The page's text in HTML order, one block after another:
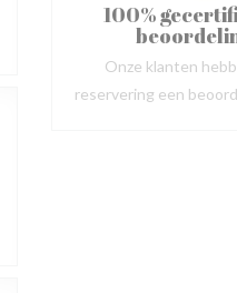
100%
Onze klanten
reservering een